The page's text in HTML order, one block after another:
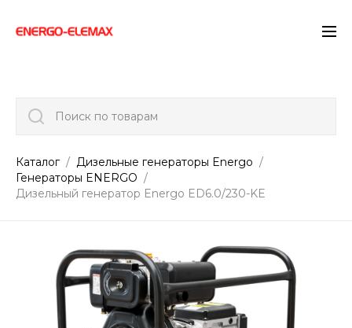
Поиск по товарам
Каталог
Дизельные генераторы Energo
Генераторы ENERGO
Дизельный генератор Energo ED6.0/230-KE